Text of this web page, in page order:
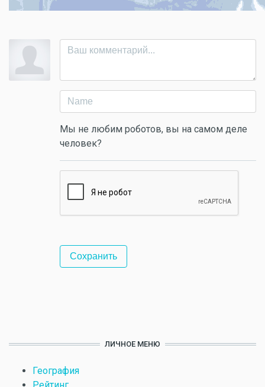
Мы не любим роботов, вы на самом деле
человек?
ЛИЧНОЕ МЕНЮ
География